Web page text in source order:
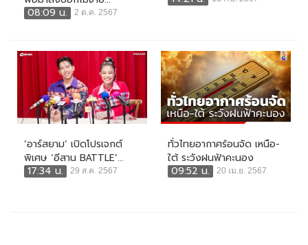
08:09 น.
2 ต.ค. 2567
‘อาร์สยาม’ เปิดโปรเจกต์
พิเศษ ‘อีสาน BATTLE’...
17:34 น.
29 ส.ค. 2567
ทั่วไทยอากาศร้อนจัด เหนือ-
ใต้ ระวังฝนฟ้าคะนอง
09:52 น.
20 เม.ย. 2567